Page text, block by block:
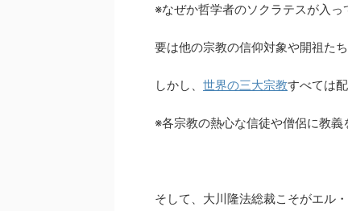
※なぜか哲学者のソクラテスが入
要は他の宗教の信仰対象や開祖た
しかし、 世界の三大宗教すべては
※各宗教の熱心な信徒や僧侶に教義
そして、大川隆法総裁こそがエル